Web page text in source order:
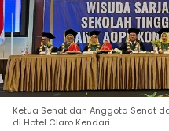
Ketua Senat dan Anggota Senat
di Hotel Claro Kendari